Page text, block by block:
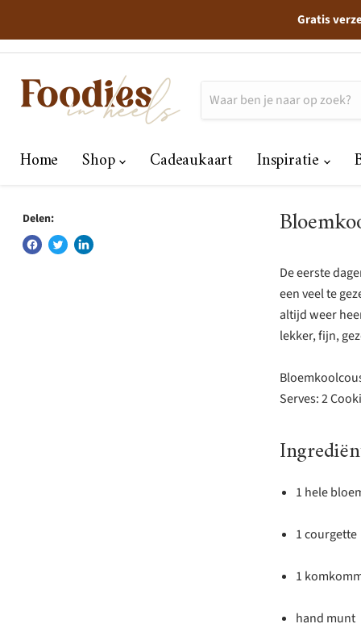
Gratis
Home Shop Cadeaukaart Inspiratie
Delen:
De eerste
een veel te
altijd weer
lekker, fijn,
Serves: 2
1 hele
1 courgette
1
hand munt